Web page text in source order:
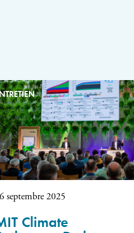
septembre 2025
Climate